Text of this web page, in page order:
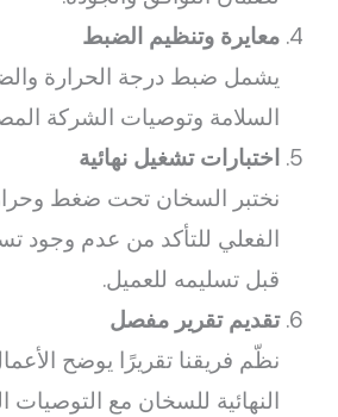
معايرة وتنظيم الضبط
يشمل ضبط درجة الحرارة
السلامة وتوصيات الشركة
اختبارات تشغيل نهائية
نختبر السخان تحت ضغط
الفعلي للتأكد من عدم وجود
قبل تسليمه للعميل.
تقديم تقرير مفصل
نظّم فريقنا تقريرًا يوضح
النهائية للسخان مع التوصيات